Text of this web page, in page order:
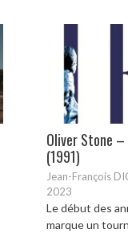
Oliver Stone –
(1991)
Jean-François
2023
Le début des
marque un